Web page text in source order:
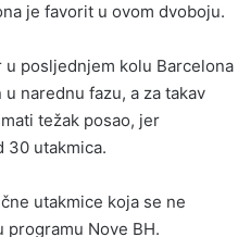
je favorit u ovom dvoboju.
posljednjem kolu Barcelona
narednu fazu, a za takav
težak posao, jer
30 utakmica.
utakmice koja se ne
programu Nove BH.